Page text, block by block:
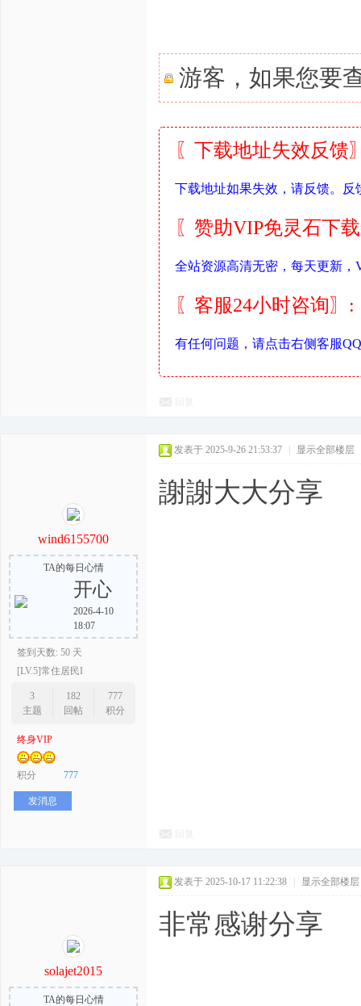
游客，如果您要
〖下载地址失效反馈
下载地址如果失效，请反馈。
〖赞助VIP免灵石下
全站资源高清无密，每天更新
〖客服24小时咨询〗:
有任何问题，请点击右侧客服
wind6155700
TA的每日心情
开心
2026-4-10
18:07
签到天数: 50 天
[LV.5]常住居民I
3
主题
182
回帖
777
积分
终身VIP
积分 777
发消息
发表于 2025-9-26 21:53:37 显示全部楼层
謝謝大大分享
solajet2015
TA的每日心情
发表于 2025-10-17 11:22:38 显示全部楼层
非常感谢分享